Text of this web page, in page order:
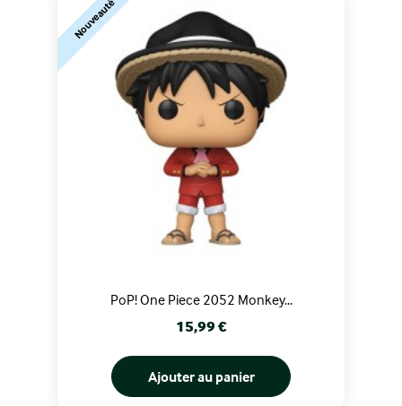
PoP! One Piece 2052 Monkey...
Prix
15,99 €
Ajouter au panier
Nouveauté